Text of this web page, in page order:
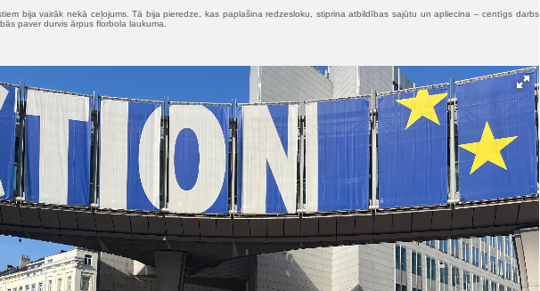
bija vairāk nekā ceļojums. Tā bija pieredze, kas paplašina redzesloku, stiprina atbildības sajūtu un apliecina – centīgs darbs
paver durvis ārpus florbola laukuma.